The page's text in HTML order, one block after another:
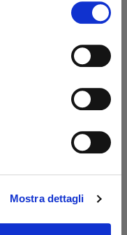
Mostra dettagli
Disponibile